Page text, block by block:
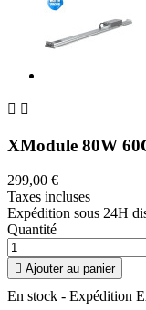
 
XModule 80W
299,00 €
Taxes incluses
Expédition sous 24H
Quantité
 Ajouter au panier
En stock - Expédition